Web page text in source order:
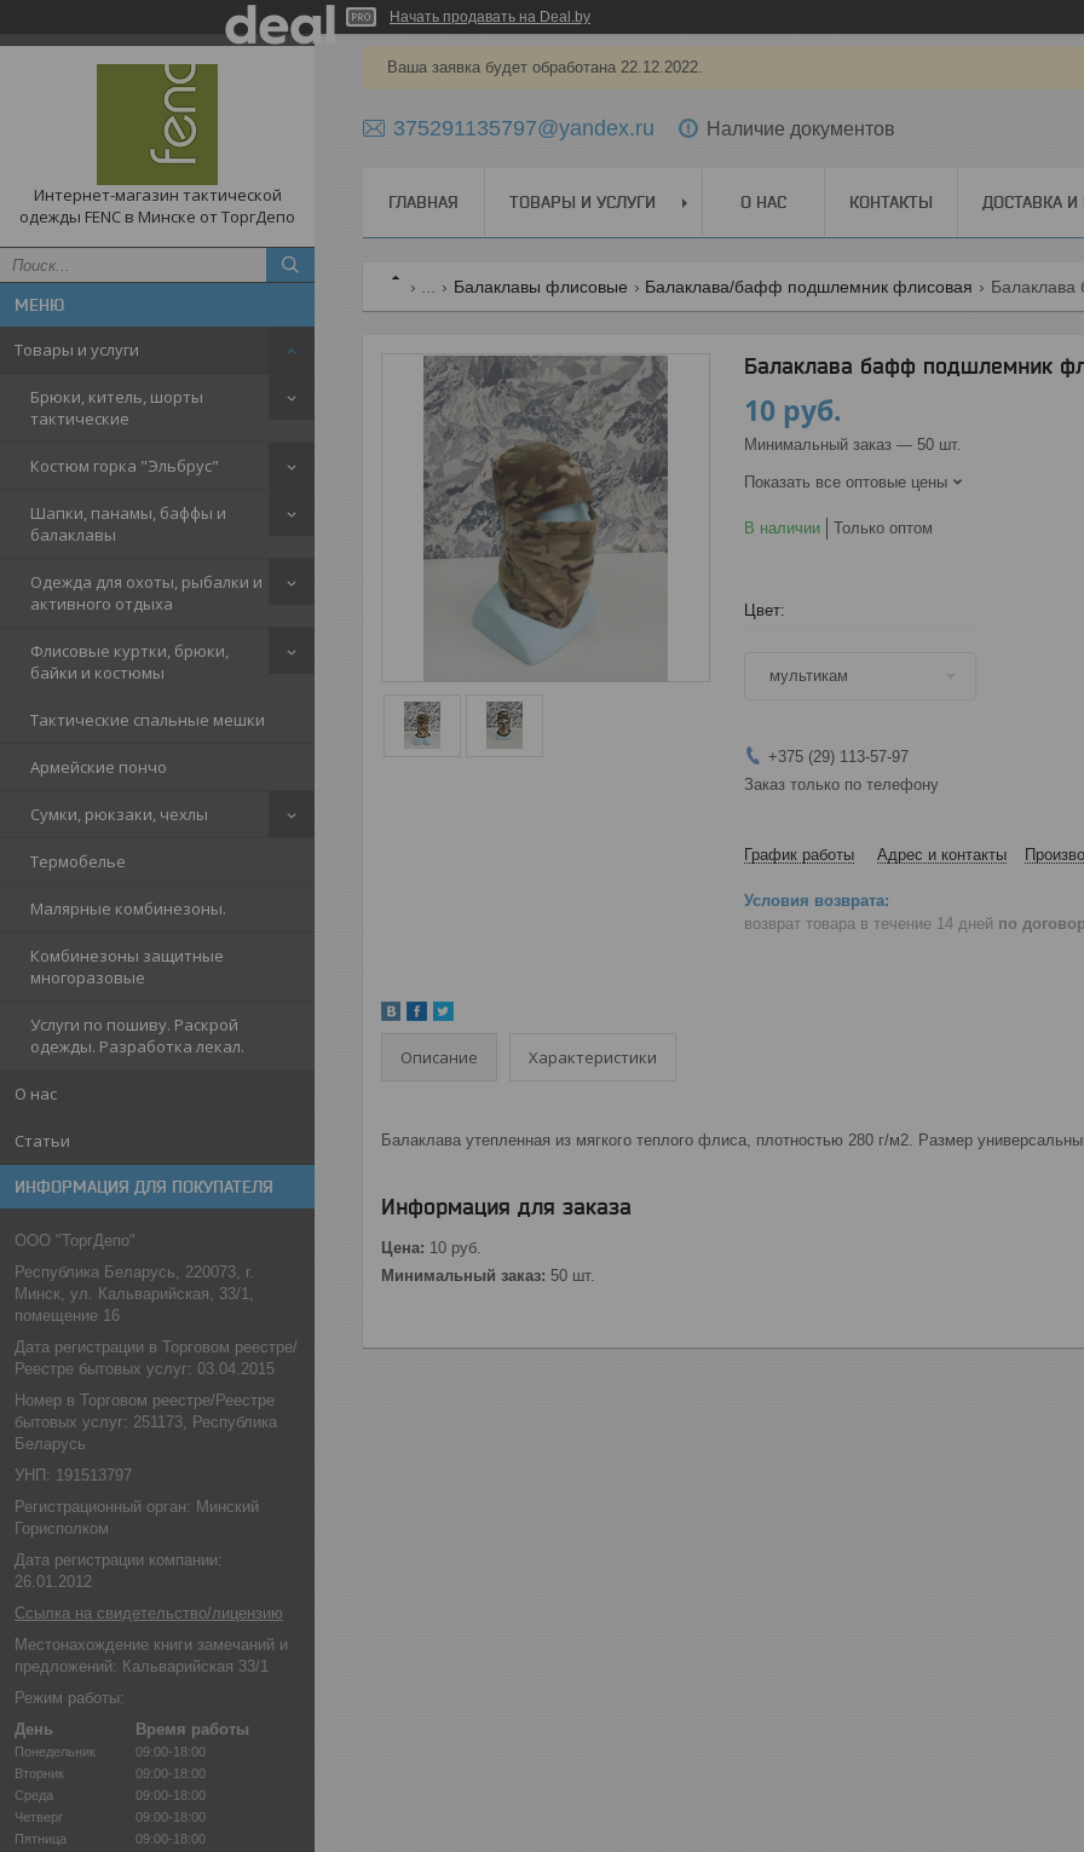
Начать продавать на Deal.by
Интернет-магазин тактической
одежды FENC в Минске от ТоргДепо
Товары и услуги
Брюки, китель, шорты
тактические
Костюм горка "Эльбрус"
Шапки, панамы, баффы и
балаклавы
Одежда для охоты, рыбалки и
активного отдыха
Флисовые куртки, брюки,
байки и костюмы
Тактические спальные мешки
Армейские пончо
Сумки, рюкзаки, чехлы
Термобелье
Малярные комбинезоны.
Комбинезоны защитные
многоразовые
Услуги по пошиву. Раскрой
одежды. Разработка лекал.
О нас
Статьи
ИНФОРМАЦИЯ ДЛЯ ПОКУПАТЕЛЯ
ООО "ТоргДепо"
Республика Беларусь, 220073, г.
Минск, ул. Кальварийская, 33/1,
помещение 16
Дата регистрации в Торговом реестре/
Реестре бытовых услуг: 03.04.2015
Номер в Торговом реестре/Реестре
бытовых услуг: 251173, Республика
Беларусь
УНП: 191513797
Регистрационный орган: Минский
Горисполком
Дата регистрации компании:
26.01.2012
Ссылка на свидетельство/лицензию
Местонахождение книги замечаний и
предложений: Кальварийская 33/1
Режим работы:
День
Время работы
Понедельник
09:00-18:00
Вторник
09:00-18:00
Среда
09:00-18:00
Четверг
09:00-18:00
Пятница
09:00-18:00
Ваша заявка будет обработана 22.12.2022.
375291135797@yandex.ru Наличие документов
ГЛАВНАЯ ТОВАРЫ И УСЛУГИ О НАС КОНТАКТЫ ДОСТАВКА И
Балаклавы флисовые Балаклава/бафф подшлемник флисовая
Балаклава бафф подшлемник
10 руб.
Минимальный заказ — 50 шт.
Показать все оптовые цены
В наличии Только оптом
Цвет:
мультикам
+375 (29) 113-57-97
Заказ только по телефону
График работы Адрес и контакты
возврат товара в течение 14 дней по
Описание Характеристики
Балаклава утепленная из мягкого теплого флиса, плотностью 280 г/м2. Размер
Информация для заказа
Цена: 10 руб.
Минимальный заказ: 50 шт.